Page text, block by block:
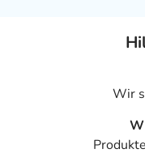
Wir